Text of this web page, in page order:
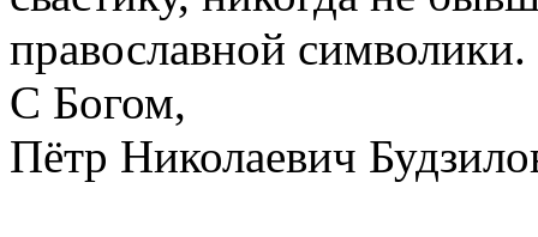
православной символики.
С Богом,
Пётр Николаевич